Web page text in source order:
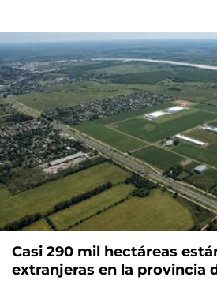
Casi 290 mil hectáreas
extranjeras en la provincia